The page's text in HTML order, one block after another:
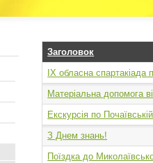
Заголовок
ІХ обласна спартакіада
Матеріальна допомога
Eкскурсія по
З Днем знань!
Поїздка до